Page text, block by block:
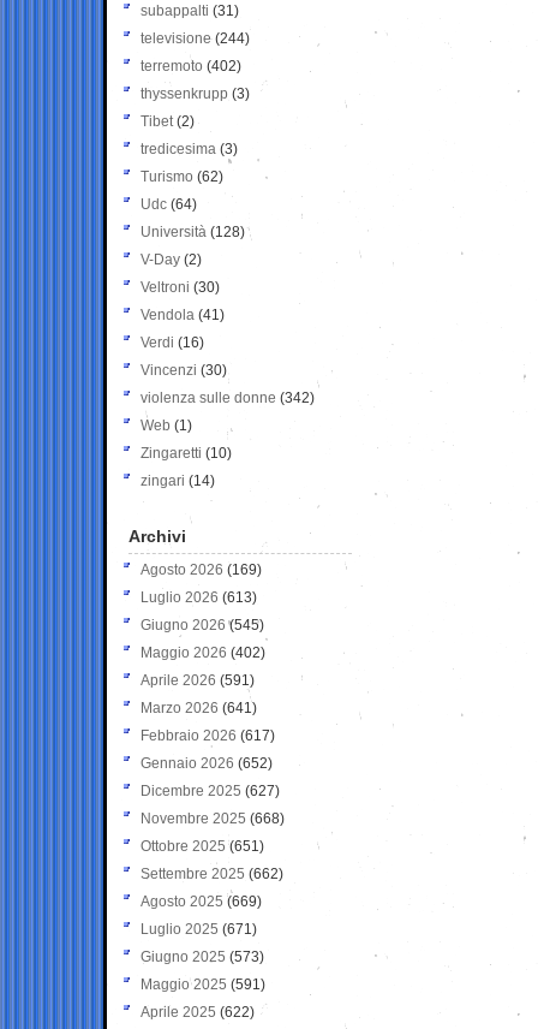
subappalti (31)
televisione(244)
terremoto (402)
thyssenkrupp (3)
Tibet(2)
tredicesima (3)
Turismo (62)
Udc (64)
Università (128)
V-Day (2)
Veltroni (30)
Vendola (41)
Verdi (16)
Vincenzi (30)
violenza sulle donne (342)
Web (1)
Zingaretti (10)
zingari (14)
Archivi
Agosto 2026 (169)
Luglio 2026 (613)
Giugno 2026 (545)
Maggio 2026 (402)
Aprile 2026 (591)
Marzo 2026 (641)
Febbraio 2026 (617)
Gennaio 2026 (652)
Dicembre 2025 (627)
Novembre 2025 (668)
Ottobre 2025 (651)
Settembre 2025 (662)
Agosto 2025 (669)
Luglio 2025 (671)
Giugno 2025 (573)
Maggio 2025 (591)
Aprile 2025 (622)